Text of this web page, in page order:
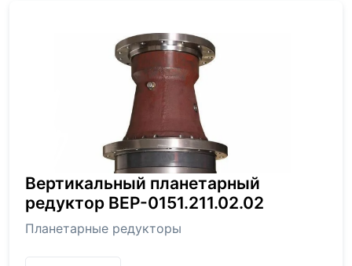
Вертикальный планетарный
редуктор BEP-0151.211.02.02
Планетарные редукторы